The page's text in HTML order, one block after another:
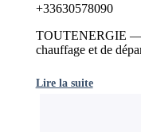
+33630578090
TOUTENERGIE —
chauffage et de
Lire la suite